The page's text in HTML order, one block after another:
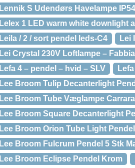
Lennik S Udendørs Havelampe
Lelex 1 LED warm white downlight
Leila / 2 / sort pendel leds-C4
Lei
Lei Crystal 230V Loftlampe –
Lefa 4 – pendel – hvid – SLV
Lee Broom Tulip Decanterlight
Lee Broom Tube Væglampe
Lee Broom Square Decanterlight
Lee Broom Orion Tube Light
Lee Broom Fulcrum Pendel 5 Stk
Lee Broom Eclipse Pendel Krom